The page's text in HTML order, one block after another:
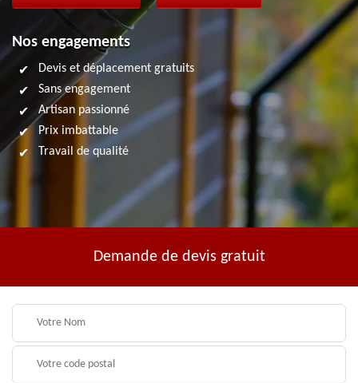
Nos engagements
Devis et déplacement gratuits
Sans engagement
Artisan passionné
Prix imbattable
Travail de qualité
Demande de devis gratuit